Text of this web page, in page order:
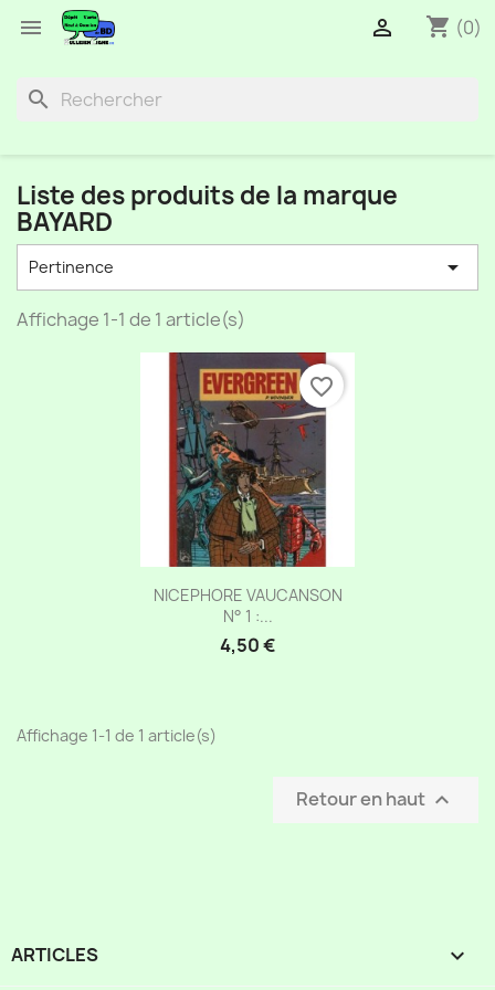
 shopping_cart (0)

search
Liste des produits de la marque
BAYARD
Pertinence 
Affichage 1-1 de 1 article(s)
Aperçu rapide
NICEPHORE VAUCANSON
N° 1 :...
4,50 €
favorite_border
Affichage 1-1 de 1 article(s)
Retour en haut 
ARTICLES 